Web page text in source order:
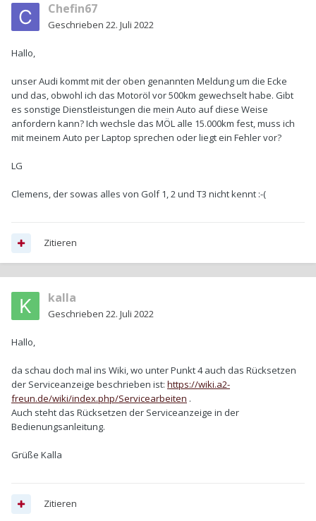
Chefin67
Geschrieben 22. Juli 2022
Hallo,
unser Audi kommt mit der oben genannten Meldung um die Ecke
und das, obwohl ich das Motoröl vor 500km gewechselt habe. Gibt
es sonstige Dienstleistungen die mein Auto auf diese Weise
anfordern kann? Ich wechsle das MÖL alle 15.000km fest, muss ich
mit meinem Auto per Laptop sprechen oder liegt ein Fehler vor?
LG
Clemens, der sowas alles von Golf 1, 2 und T3 nicht kennt :-(
Zitieren
kalla
Geschrieben 22. Juli 2022
Hallo,
da schau doch mal ins Wiki, wo unter Punkt 4 auch das Rücksetzen
der Serviceanzeige beschrieben ist: https://wiki.a2-
freun.de/wiki/index.php/Servicearbeiten .
Auch steht das Rücksetzen der Serviceanzeige in der
Bedienungsanleitung.
Grüße Kalla
Zitieren